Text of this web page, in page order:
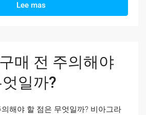
Lee mas
매 전 주의해야
일까?
해야 할 점은 무엇일까? 비아그라